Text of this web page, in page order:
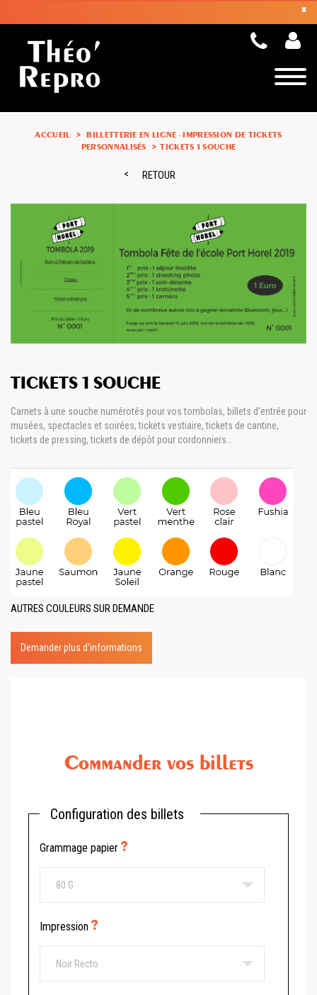
×
Toggle
ACCUEIL
BILLETTERIE EN LIGNE - IMPRESSION DE TICKETS
PERSONNALISÉS
TICKETS 1 SOUCHE
RETOUR
TICKETS 1 SOUCHE
Carnets à une souche numérotés pour vos tombolas, billets d'entrée pour
musées, spectacles et soirées, tickets vestiaire, tickets de cantine,
tickets de pressing, tickets de dépôt pour cordonniers...
AUTRES COULEURS SUR DEMANDE
Demander plus d’informations
Commander vos billets
Configuration des billets
Grammage papier
Impression